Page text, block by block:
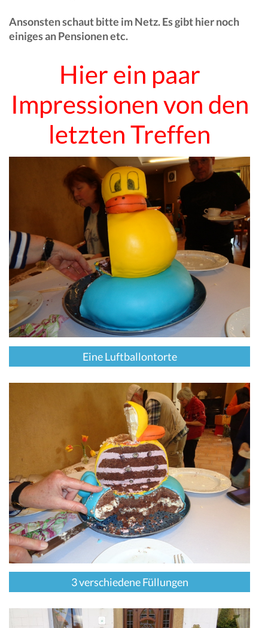
Ansonsten schaut bitte im Netz. Es gibt hier noch
einiges an Pensionen etc.
Hier ein paar
Impressionen von den
letzten Treffen
Eine Luftballontorte
3 verschiedene Füllungen